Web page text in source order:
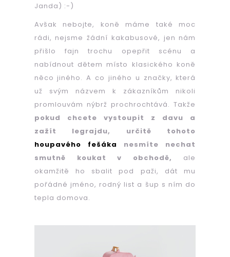
Janda) :-)
Avšak nebojte, koně máme také moc
rádi, nejsme žádní kakabusové, jen nám
přišlo fajn trochu opepřit scénu a
nabídnout dětem místo klasického koně
něco jiného. A co jiného u značky, která
už svým názvem k zákazníkům nikoli
promlouvám nýbrž prochrochtává. Takže
pokud chcete vystoupit z davu a
zažít legrajdu, určitě tohoto
houpavého fešáka nesmíte nechat
smutně koukat v obchodě,
ale
okamžitě ho sbalit pod paži, dát mu
pořádné jméno, rodný list a šup s ním do
tepla domova.
HLEDAT